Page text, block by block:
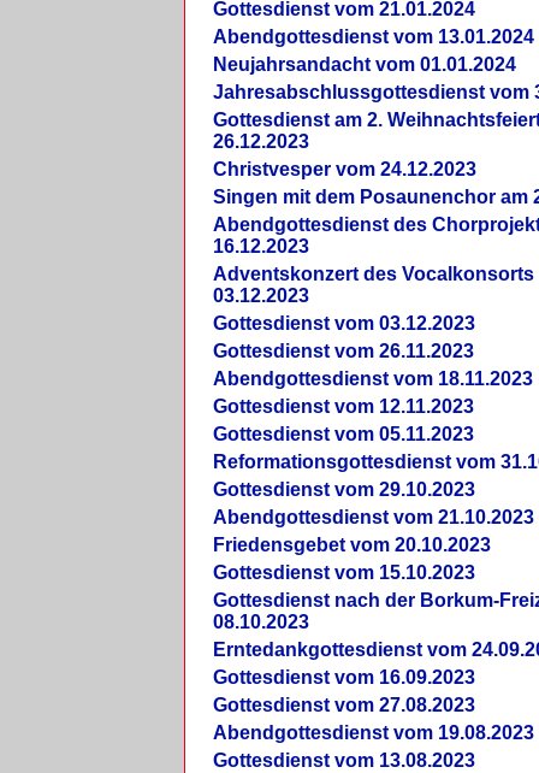
Gottesdienst vom 21.01.2024
Abendgottesdienst vom 13.01.2024
Neujahrsandacht vom 01.01.2024
Jahresabschlussgottesdienst vom
Gottesdienst am 2.
26.12.2023
Christvesper vom 24.12.2023
Singen mit dem Posaunenchor am
Abendgottesdienst des
16.12.2023
Adventskonzert des Vocalkonsorts
03.12.2023
Gottesdienst vom 03.12.2023
Gottesdienst vom 26.11.2023
Abendgottesdienst vom 18.11.2023
Gottesdienst vom 12.11.2023
Gottesdienst vom 05.11.2023
Reformationsgottesdienst vom
Gottesdienst vom 29.10.2023
Abendgottesdienst vom 21.10.2023
Friedensgebet vom 20.10.2023
Gottesdienst vom 15.10.2023
Gottesdienst nach der Borkum-
08.10.2023
Erntedankgottesdienst vom
Gottesdienst vom 16.09.2023
Gottesdienst vom 27.08.2023
Abendgottesdienst vom 19.08.2023
Gottesdienst vom 13.08.2023